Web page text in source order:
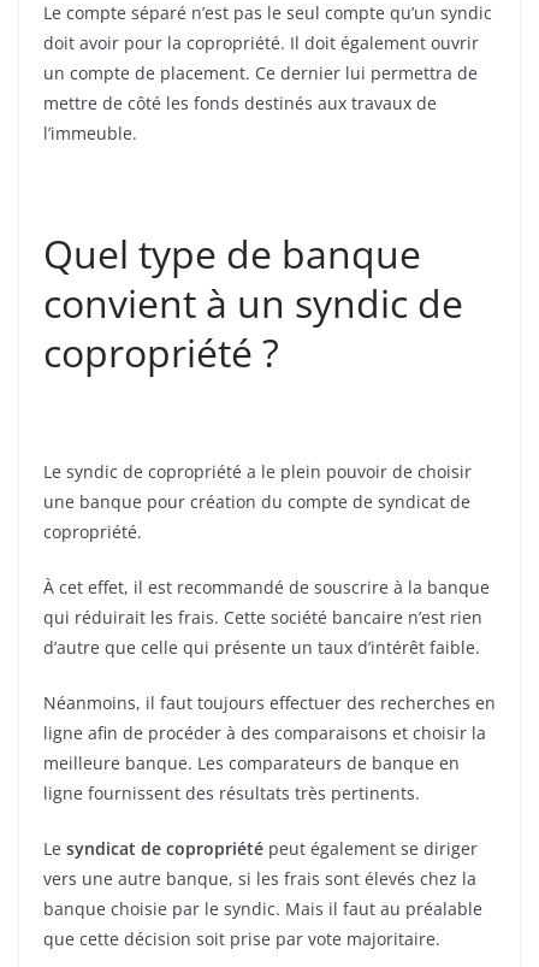
Le compte séparé n’est pas le seul compte qu’un syndic
doit avoir pour la copropriété. Il doit également ouvrir
un compte de placement. Ce dernier lui permettra de
mettre de côté les fonds destinés aux travaux de
l’immeuble.
Quel type de banque
convient à un syndic de
copropriété ?
Le syndic de copropriété a le plein pouvoir de choisir
une banque pour création du compte de syndicat de
copropriété.
À cet effet, il est recommandé de souscrire à la banque
qui réduirait les frais. Cette société bancaire n’est rien
d’autre que celle qui présente un taux d’intérêt faible.
Néanmoins, il faut toujours effectuer des recherches en
ligne afin de procéder à des comparaisons et choisir la
meilleure banque. Les comparateurs de banque en
ligne fournissent des résultats très pertinents.
Le syndicat de copropriété peut également se diriger
vers une autre banque, si les frais sont élevés chez la
banque choisie par le syndic. Mais il faut au préalable
que cette décision soit prise par vote majoritaire.